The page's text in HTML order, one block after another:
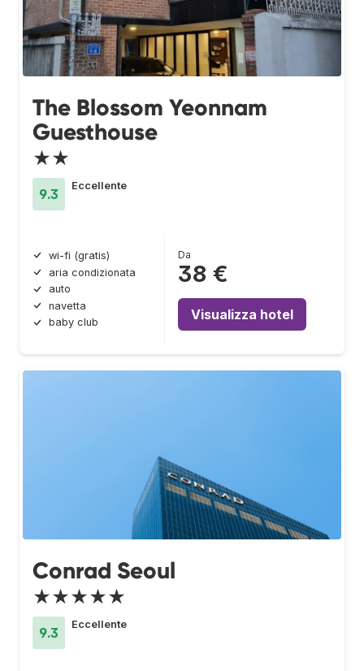
The Blossom Yeonnam
Guesthouse
★★
9.3
Eccellente
wi-fi (gratis)
aria condizionata
auto
navetta
baby club
Da
38 €
Visualizza hotel
Conrad Seoul
★★★★★
9.3
Eccellente